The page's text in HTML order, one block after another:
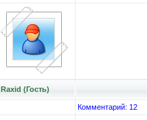
Raxid (Гость)
Комментарий: 12